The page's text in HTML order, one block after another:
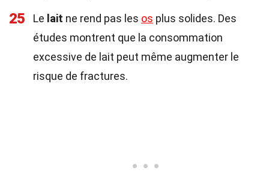
25 Le lait ne rend pas les os plus solides. Des
études montrent que la consommation
excessive de lait peut même augmenter le
risque de fractures.